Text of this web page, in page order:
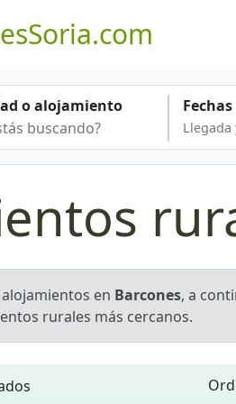
o alojamiento Fechas
en Barcones, a
rurales más cercanos.